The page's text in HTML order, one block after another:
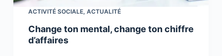
ACTIVITÉ SOCIALE, ACTUALITÉ
Change ton mental, change ton chiffre
d’affaires